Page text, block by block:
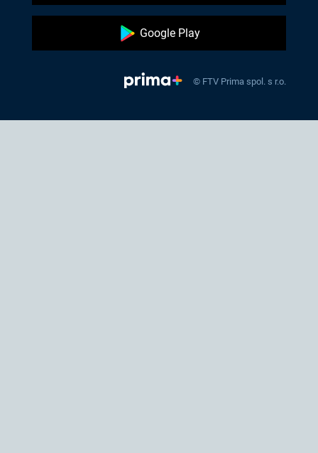
Google Play
© FTV Prima spol. s r.o.